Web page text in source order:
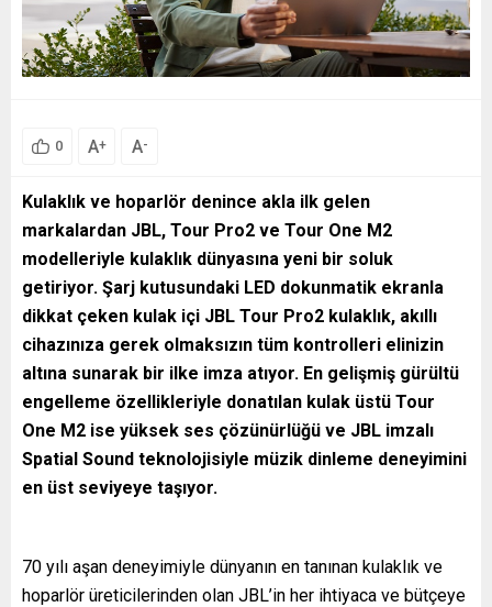
0 A+ A-
Kulaklık ve hoparlör denince akla ilk gelen
markalardan JBL, Tour Pro2 ve Tour One M2
modelleriyle kulaklık dünyasına yeni bir soluk
getiriyor. Şarj kutusundaki LED dokunmatik ekranla
dikkat çeken kulak içi JBL Tour Pro2 kulaklık, akıllı
cihazınıza gerek olmaksızın tüm kontrolleri elinizin
altına sunarak bir ilke imza atıyor. En gelişmiş gürültü
engelleme özellikleriyle donatılan kulak üstü Tour
One M2 ise yüksek ses çözünürlüğü ve JBL imzalı
Spatial Sound teknolojisiyle müzik dinleme deneyimini
en üst seviyeye taşıyor.
70 yılı aşan deneyimiyle dünyanın en tanınan kulaklık ve
hoparlör üreticilerinden olan JBL’in her ihtiyaca ve bütçeye